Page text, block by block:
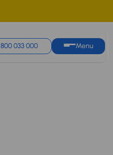
800 033 000 Menu